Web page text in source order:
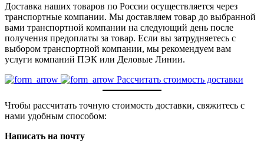
Доставка наших товаров по России осуществляется через
транспортные компании. Мы доставляем товар до выбранной
вами транспортной компании на следующий день после
получения предоплаты за товар. Если вы затрудняетесь с
выбором транспортной компании, мы рекомендуем вам
услуги компаний ПЭК или Деловые Линии.
Рассчитать стоимость доставки
Чтобы рассчитать точную стоимость доставки, свяжитесь с
нами удобным способом:
Написать на почту